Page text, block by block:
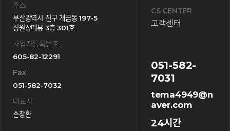
주소
부산광역시 진구 개금동 197-5
성원상떼뷰 3층 301호
사업자등록번호
605-82-12291
Fax
051-582-7032
대표자
손창환
CS CENTER
고객센터
051-582-
7031
tema4949@n
aver.com
24시간